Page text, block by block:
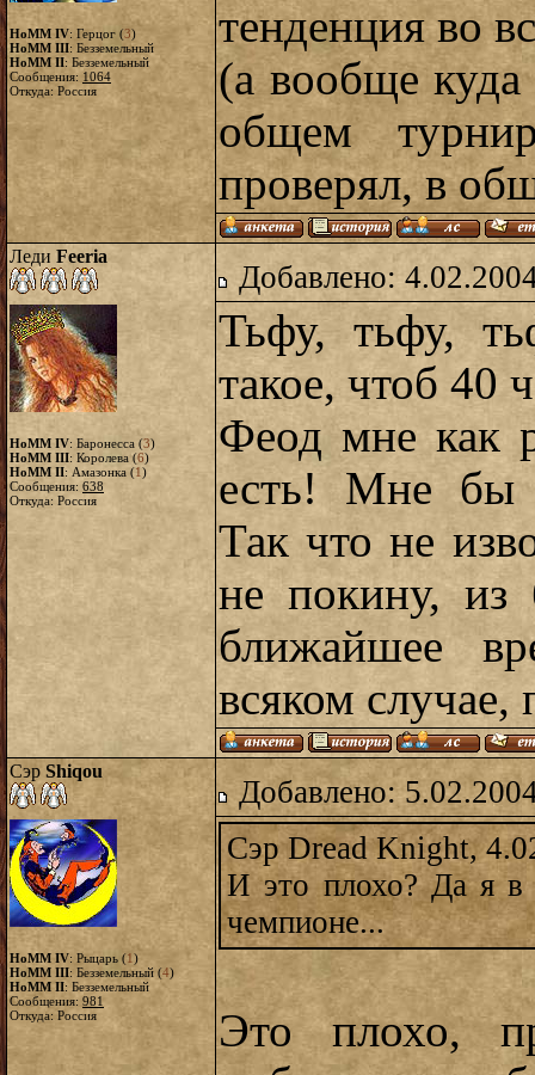
HoMM IV: Герцог (3)
HoMM III: Безземельный
HoMM II: Безземельный
Сообщения: 1064
Откуда: Россия
тенденция во
(а вообще куда
общем
проверял, в
Леди Feeria
HoMM IV: Баронесса (3)
HoMM III: Королева (6)
HoMM II: Амазонка (1)
Сообщения: 638
Откуда: Россия
Добавлено:
Тьфу, тьфу,
такое, чтоб 40
Феод мне как
есть! Мне бы
Так что не
не покину, из
ближайшее
всяком случае,
Сэр Shiqou
HoMM IV: Рыцарь (1)
HoMM III: Безземельный (4)
HoMM II: Безземельный
Сообщения: 981
Откуда: Россия
Добавлено:
Сэр Dread Knight,
И это плохо? Да я
чемпионе...
Это плохо,